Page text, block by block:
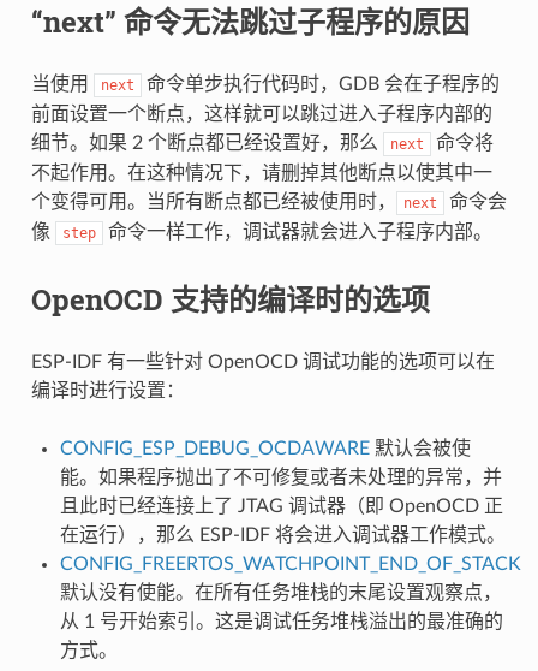
“next” 命令无法跳过子程序的原因
当使用 next
命令单步执行代码时，GDB 会在子程序的
前面设置一个断点，这样就可以跳过进入子程序内部的
细节。如果 2 个断点都已经设置好，那么
next
命令将
不起作用。在这种情况下，请删掉其他断点以使其中一
个变得可用。当所有断点都已经被使用时，
next
命令会
像
step 命令一样工作，调试器就会进入子程序内部。
OpenOCD 支持的编译时的选项
ESP-IDF 有一些针对 OpenOCD 调试功能的选项可以在
编译时进行设置：
CONFIG_ESP_DEBUG_OCDAWARE默认会被使
能。如果程序抛出了不可修复或者未处理的异常，并
且此时已经连接上了 JTAG 调试器（即 OpenOCD 正
在运行），那么 ESP-IDF 将会进入调试器工作模式。
CONFIG_FREERTOS_WATCHPOINT_END_OF_STACK
默认没有使能。在所有任务堆栈的末尾设置观察点，
从 1 号开始索引。这是调试任务堆栈溢出的最准确的
方式。